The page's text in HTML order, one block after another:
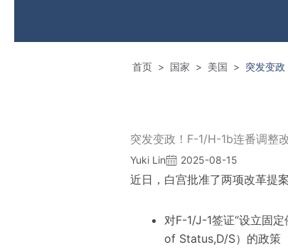
首页 > 国家 > 美国 > 突发变
突发变政！F-1/H-1b连番调整
Yuki Lin 2025-08-15
近日，白宫批准了两项改革提案
对F-1/J-1签证“设立固
of Status,D/S）的政策